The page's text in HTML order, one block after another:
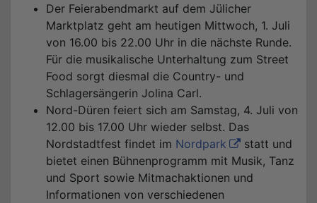
Der Feierabendmarkt auf dem Jülicher
Marktplatz geht am heutigen Mittwoch, 1. Juli
von 16.00 bis 22.00 Uhr in die nächste Runde.
Für die musikalische Unterhaltung zum Street
Food sorgt diesmal die Country- und
Schlagersängerin Jolina Carl.
Nord-Düren feiert sich am Samstag, 4. Juli von
12.00 bis 17.00 Uhr wieder selbst. Das
Nordstadtfest findet im Nordpark
statt und
bietet einen Bühnenprogramm mit Musik, Tanz
und Sport sowie Mitmachaktionen und
Informationen von verschiedenen